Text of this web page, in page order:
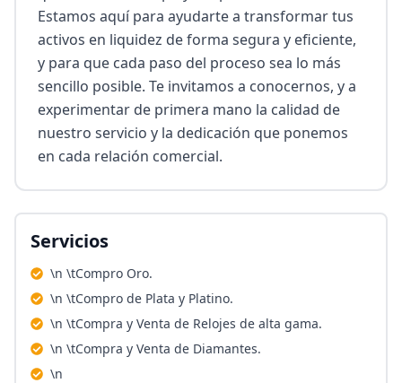
Estamos aquí para ayudarte a transformar tus
activos en liquidez de forma segura y eficiente,
y para que cada paso del proceso sea lo más
sencillo posible. Te invitamos a conocernos, y a
experimentar de primera mano la calidad de
nuestro servicio y la dedicación que ponemos
en cada relación comercial.
Servicios
\n \tCompro Oro.
\n \tCompro de Plata y Platino.
\n \tCompra y Venta de Relojes de alta gama.
\n \tCompra y Venta de Diamantes.
\n